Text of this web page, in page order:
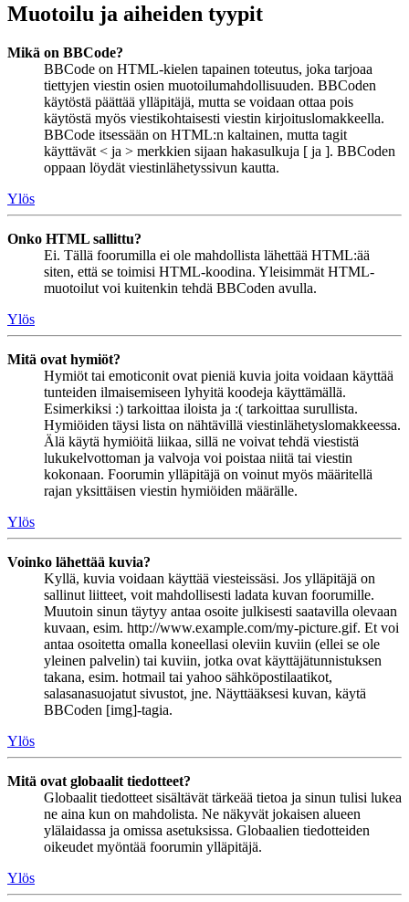
Muotoilu ja aiheiden tyypit
Mikä on BBCode?
BBCode on HTML-kielen tapainen toteutus, joka tarjoaa
tiettyjen viestin osien muotoilumahdollisuuden. BBCoden
käytöstä päättää ylläpitäjä, mutta se voidaan ottaa pois
käytöstä myös viestikohtaisesti viestin kirjoituslomakkeella.
BBCode itsessään on HTML:n kaltainen, mutta tagit
käyttävät < ja > merkkien sijaan hakasulkuja [ ja ]. BBCoden
oppaan löydät viestinlähetyssivun kautta.
Ylös
Onko HTML sallittu?
Ei. Tällä foorumilla ei ole mahdollista lähettää HTML:ää
siten, että se toimisi HTML-koodina. Yleisimmät HTML-
muotoilut voi kuitenkin tehdä BBCoden avulla.
Ylös
Mitä ovat hymiöt?
Hymiöt tai emoticonit ovat pieniä kuvia joita voidaan käyttää
tunteiden ilmaisemiseen lyhyitä koodeja käyttämällä.
Esimerkiksi :) tarkoittaa iloista ja :( tarkoittaa surullista.
Hymiöiden täysi lista on nähtävillä viestinlähetyslomakkeessa.
Älä käytä hymiöitä liikaa, sillä ne voivat tehdä viestistä
lukukelvottoman ja valvoja voi poistaa niitä tai viestin
kokonaan. Foorumin ylläpitäjä on voinut myös määritellä
rajan yksittäisen viestin hymiöiden määrälle.
Ylös
Voinko lähettää kuvia?
Kyllä, kuvia voidaan käyttää viesteissäsi. Jos ylläpitäjä on
sallinut liitteet, voit mahdollisesti ladata kuvan foorumille.
Muutoin sinun täytyy antaa osoite julkisesti saatavilla olevaan
kuvaan, esim. http://www.example.com/my-picture.gif. Et voi
antaa osoitetta omalla koneellasi oleviin kuviin (ellei se ole
yleinen palvelin) tai kuviin, jotka ovat käyttäjätunnistuksen
takana, esim. hotmail tai yahoo sähköpostilaatikot,
salasanasuojatut sivustot, jne. Näyttääksesi kuvan, käytä
BBCoden [img]-tagia.
Ylös
Mitä ovat globaalit tiedotteet?
Globaalit tiedotteet sisältävät tärkeää tietoa ja sinun tulisi lukea
ne aina kun on mahdolista. Ne näkyvät jokaisen alueen
ylälaidassa ja omissa asetuksissa. Globaalien tiedotteiden
oikeudet myöntää foorumin ylläpitäjä.
Ylös